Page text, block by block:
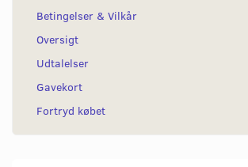
Betingelser & Vilkår
Oversigt
Udtalelser
Gavekort
Fortryd købet